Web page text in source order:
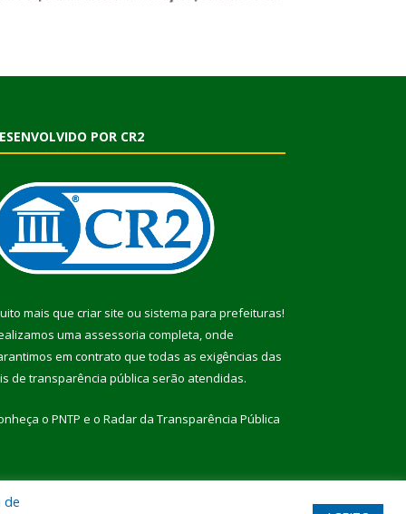
POR CR2
mais que criar site ou sistema para prefeituras!
uma assessoria completa, onde
em contrato que todas as exigências das
de transparência pública serão atendidas.
o PNTP e o Radar da Transparência Pública
de